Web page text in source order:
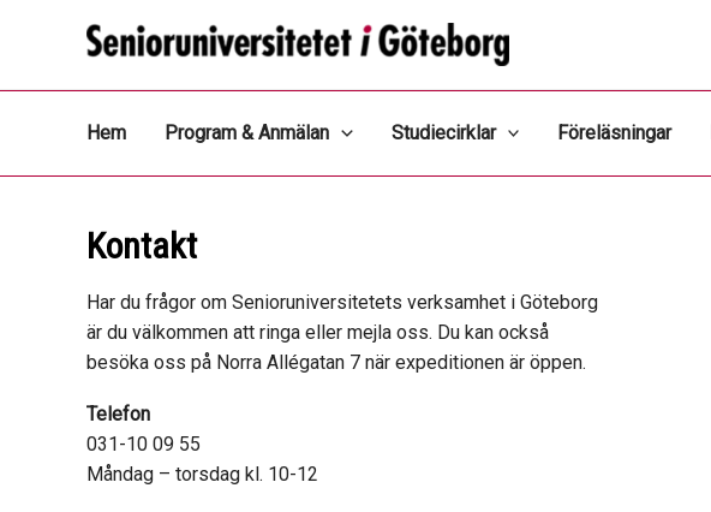
Hem Program & Anmälan Studiecirklar Föreläsningar
Kontakt
Har du frågor om Senioruniversitetets verksamhet i Göteborg
är du välkommen att ringa eller mejla oss. Du kan också
besöka oss på Norra Allégatan 7 när expeditionen är öppen.
Telefon
031-10 09 55
Måndag – torsdag kl. 10-12